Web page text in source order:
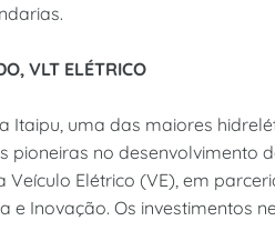
VLT ELÉTRICO
Itaipu, uma das maiores
pioneiras no desenvolvimento
Elétrico (VE), em
e Inovação. Os investimentos